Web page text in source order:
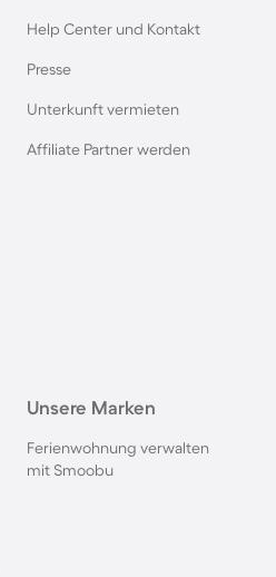
Help Center und Kontakt
Presse
Unterkunft vermieten
Affiliate Partner werden
Unsere Marken
Ferienwohnung verwalten
mit Smoobu